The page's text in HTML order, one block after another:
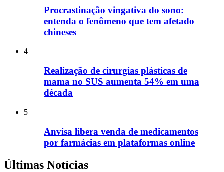
Procrastinação vingativa do sono:
entenda o fenômeno que tem afetado
chineses
4
Realização de cirurgias plásticas de
mama no SUS aumenta 54% em uma
década
5
Anvisa libera venda de medicamentos
por farmácias em plataformas online
Últimas Notícias